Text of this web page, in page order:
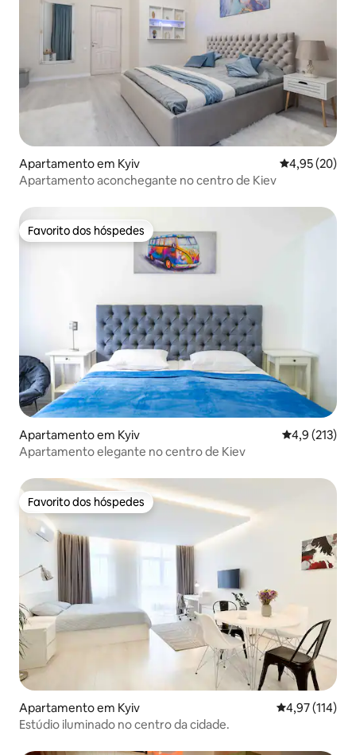
Apartamento em Kyiv Classificação
4,95 (20)
Apartamento aconchegante no centro de Kiev
Favorito dos hóspedes
Favorito dos hóspedes
Apartamento em Kyiv Classificação
4,9 (213)
Apartamento elegante no centro de Kiev
Favorito dos hóspedes
Favorito dos hóspedes
Apartamento em Kyiv Classificação
4,97 (114)
Estúdio iluminado no centro da cidade.